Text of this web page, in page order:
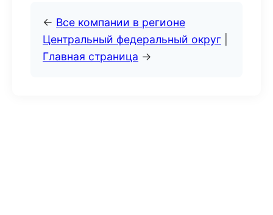
← Все компании в регионе
Центральный федеральный округ
Главная страница →